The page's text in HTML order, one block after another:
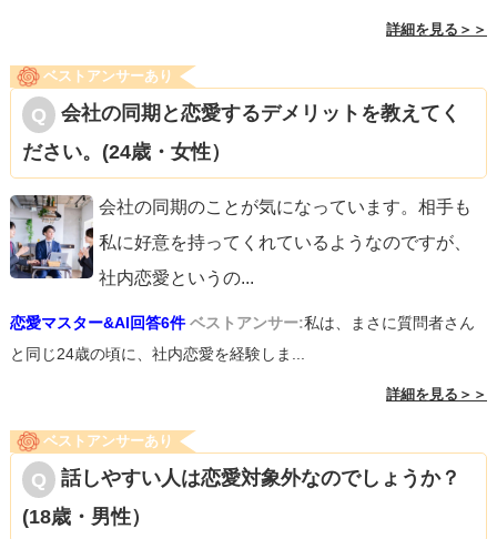
詳細を見る＞＞
ベストアンサーあり
会社の同期と恋愛するデメリットを教えてく
ださい。(24歳・女性）
会社の同期のことが気になっています。相手も
私に好意を持ってくれているようなのですが、
社内恋愛というの...
恋愛マスター&AI回答6件 ベストアンサー:私は、まさに質問者さん
と同じ24歳の頃に、社内恋愛を経験しま...
詳細を見る＞＞
ベストアンサーあり
話しやすい人は恋愛対象外なのでしょうか？
(18歳・男性）